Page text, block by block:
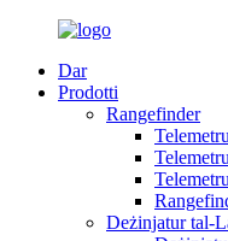
Dar
Prodotti
Rangefinder
Deżinjatur tal-